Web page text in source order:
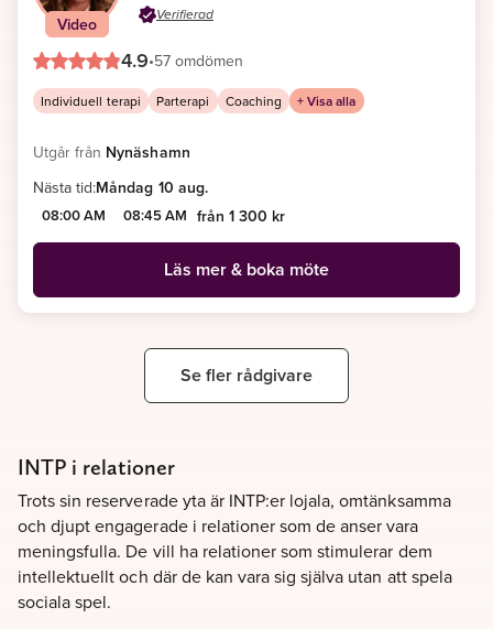
Video Verifierad
4.9•57 omdömen
Individuell terapi Parterapi Coaching + Visa alla
Utgår från Nynäshamn
Nästa tid:Måndag 10 aug.
08:00 AM 08:45 AM från 1 300 kr
Läs mer & boka möte
Se fler rådgivare
INTP i relationer
Trots sin reserverade yta är INTP:er lojala, omtänksamma
och djupt engagerade i relationer som de anser vara
meningsfulla. De vill ha relationer som stimulerar dem
intellektuellt och där de kan vara sig själva utan att spela
sociala spel.